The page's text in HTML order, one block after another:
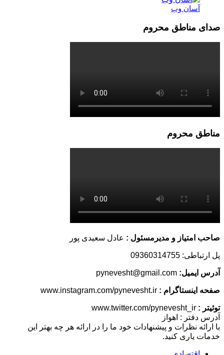
آسان وب
صدای مناطق محروم
مناطق محروم
صاحب امتیاز و مدیرمسئول : عادل سعیدی پور
پل ارتباطی: 09360314755
آدرس ایمیل:
صفحه اینستاگرام :
توئیتر :
آدرس دفتر : اهواز
با ارائه نظرات و پیشنهادات خود ما را در ارائه هر چه بهتر این
خدمات یاری کنید.